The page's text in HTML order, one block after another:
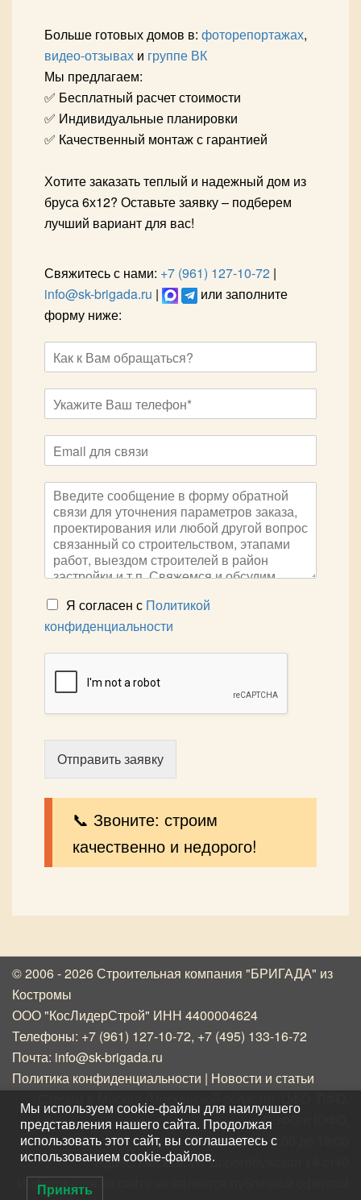
Больше готовых домов в: фоторепортажах,
видео-отзывах и группе ВК
Мы предлагаем:
✅ Бесплатный расчет стоимости
✅ Индивидуальные планировки
✅ Качественный монтаж с гарантией
Хотите заказать теплый и надежный дом из
бруса 6х12? Оставьте заявку – подберем
лучший вариант для вас!
Свяжитесь с нами: +7 (961) 127-10-72 |
info@sk-brigada.ru |
или заполните
форму ниже:
Я согласен с Политикой
конфиденциальности
Отправить заявку
📞 Звоните: строим
качественно и недорого!
© 2006 - 2026 Строительная компания "БРИГАДА" из
Костромы
ООО "КосЛидерСтрой" ИНН 4400004624
Телефоны: +7 (961) 127-10-72, +7 (495) 133-16-72
Почта: info@sk-brigada.ru
Политика конфиденциальности | Новости и статьи
Строим в Москве (Московской области), ЦФО, ПФО,
СЗФО и ЮФО.
Ежедневно с 8:00 до 19:00
Адрес: Москва, ул. Дорогобужская 14 ст40
Информация на сайте не является публичной офертой
Мы используем cookie-файлы для наилучшего
представления нашего сайта. Продолжая
использовать этот сайт, вы соглашаетесь с
использованием cookie-файлов.
Принять